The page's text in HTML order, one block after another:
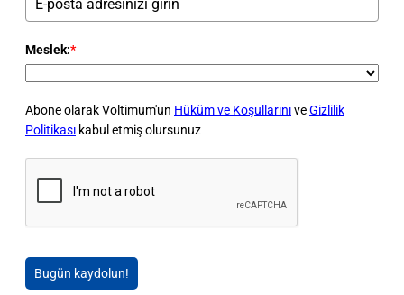
Meslek:*
Abone olarak Voltimum'un Hüküm ve KoşullarınıveGizlilik
Politikası kabul etmiş olursunuz
Bugün kaydolun!